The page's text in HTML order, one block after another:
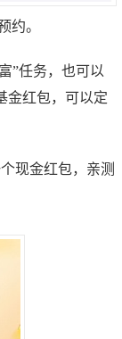
约。
”任务，也可以
金红包，可以定
现金红包，亲测